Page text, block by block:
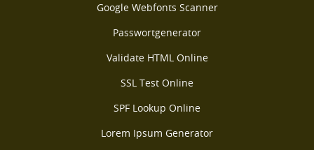
Google Webfonts Scanner
Passwortgenerator
Validate HTML Online
SSL Test Online
SPF Lookup Online
Lorem Ipsum Generator